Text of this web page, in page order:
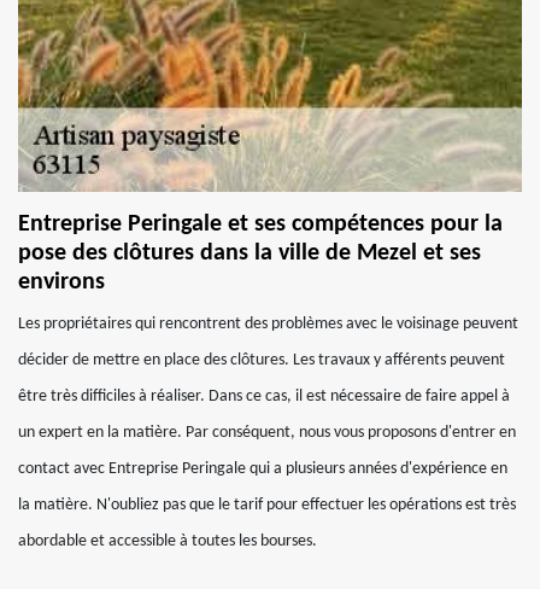
Entreprise Peringale et ses compétences pour la
pose des clôtures dans la ville de Mezel et ses
environs
Les propriétaires qui rencontrent des problèmes avec le voisinage peuvent
décider de mettre en place des clôtures. Les travaux y afférents peuvent
être très difficiles à réaliser. Dans ce cas, il est nécessaire de faire appel à
un expert en la matière. Par conséquent, nous vous proposons d'entrer en
contact avec Entreprise Peringale qui a plusieurs années d'expérience en
la matière. N'oubliez pas que le tarif pour effectuer les opérations est très
abordable et accessible à toutes les bourses.